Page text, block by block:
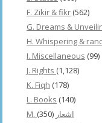
F. Zikir & fikr (562)
G. Dreams &
H. Whispering &
I. Miscellaneous (99)
J. Rights (1,128)
K. Fiqh (178)
L. Books (140)
M. اشعار (350)